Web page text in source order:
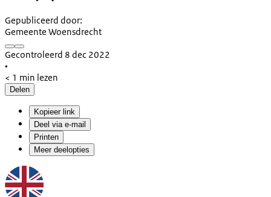
Gepubliceerd door:
Gemeente Woensdrecht
Gecontroleerd 8 dec 2022
•
< 1 min lezen
Delen
Kopieer link
Deel via e-mail
Printen
Meer deelopties